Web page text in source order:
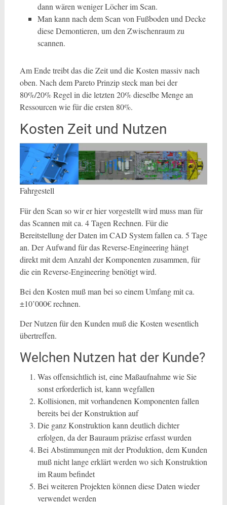
dann wären weniger Löcher im Scan.
Man kann nach dem Scan von Fußboden und Decke
diese Demontieren, um den Zwischenraum zu
scannen.
Am Ende treibt das die Zeit und die Kosten massiv nach
oben. Nach dem Pareto Prinzip steck man bei der
80%/20% Regel in die letzten 20% dieselbe Menge an
Ressourcen wie für die ersten 80%.
Kosten Zeit und Nutzen
Fahrgestell
Für den Scan so wir er hier vorgestellt wird muss man für
das Scannen mit ca. 4 Tagen Rechnen. Für die
Bereitstellung der Daten im CAD System fallen ca. 5 Tage
an. Der Aufwand für das Reverse-Engineering hängt
direkt mit dem Anzahl der Komponenten zusammen, für
die ein Reverse-Engineering benötigt wird.
Bei den Kosten muß man bei so einem Umfang mit ca.
±10’000€ rechnen.
Der Nutzen für den Kunden muß die Kosten wesentlich
übertreffen.
Welchen Nutzen hat der Kunde?
Was offensichtlich ist, eine Maßaufnahme wie Sie
sonst erforderlich ist, kann wegfallen
Kollisionen, mit vorhandenen Komponenten fallen
bereits bei der Konstruktion auf
Die ganz Konstruktion kann deutlich dichter
erfolgen, da der Bauraum präzise erfasst wurden
Bei Abstimmungen mit der Produktion, dem Kunden
muß nicht lange erklärt werden wo sich Konstruktion
im Raum befindet
Bei weiteren Projekten können diese Daten wieder
verwendet werden